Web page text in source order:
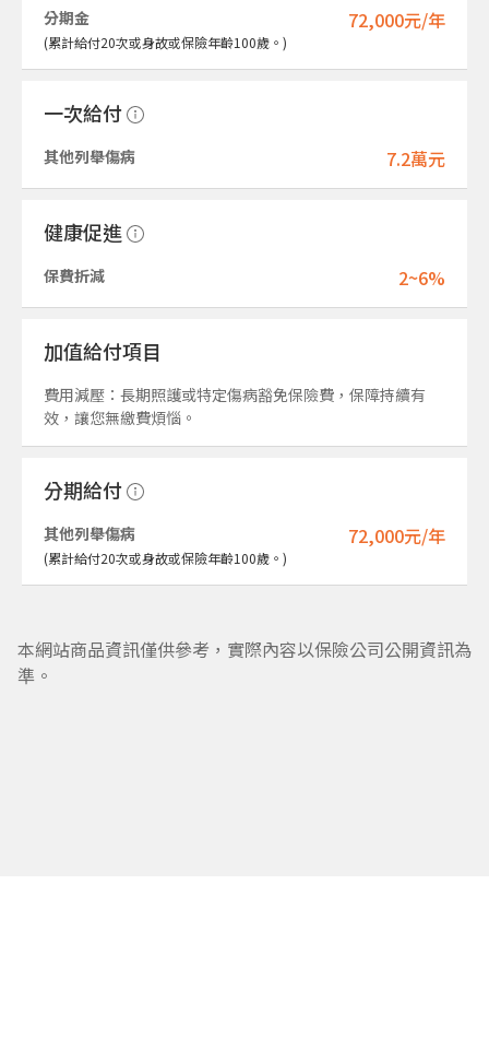
分期金 72,000元/年
(累計給付20次或身故或保險年齡100歲。)
一次給付
其他列舉傷病 7.2萬元
健康促進
保費折減 2~6%
加值給付項目
費用減壓：長期照護或特定傷病豁免保險費，保障持續有
效，讓您無繳費煩惱。
分期給付
其他列舉傷病 72,000元/年
(累計給付20次或身故或保險年齡100歲。)
本網站商品資訊僅供參考，實際內容以保險公司公開資訊為
準。